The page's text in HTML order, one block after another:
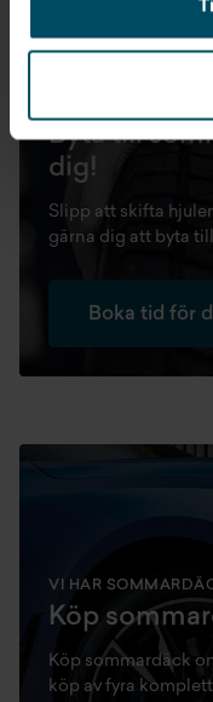
Boka däckhotell i
Byta till
dig!
Slipp att skifta
gärna dig att byta
Boka tid för
VI HAR
Köp
Köp sommardäck
köp av fyra